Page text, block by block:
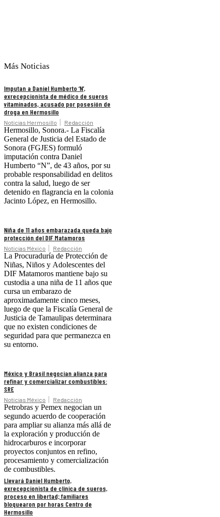
Más Noticias
Imputan a Daniel Humberto ‘N’,
exrecepcionista de médico de sueros
vitaminados, acusado por posesión de
droga en Hermosillo
Noticias Hermosillo Redacción
Hermosillo, Sonora.- La Fiscalía
General de Justicia del Estado de
Sonora (FGJES) formuló
imputación contra Daniel
Humberto “N”, de 43 años, por su
probable responsabilidad en delitos
contra la salud, luego de ser
detenido en flagrancia en la colonia
Jacinto López, en Hermosillo.
Niña de 11 años embarazada queda bajo
protección del DIF Matamoros
Noticias México Redacción
La Procuraduría de Protección de
Niñas, Niños y Adolescentes del
DIF Matamoros mantiene bajo su
custodia a una niña de 11 años que
cursa un embarazo de
aproximadamente cinco meses,
luego de que la Fiscalía General de
Justicia de Tamaulipas determinara
que no existen condiciones de
seguridad para que permanezca en
su entorno.
México y Brasil negocian alianza para
refinar y comercializar combustibles:
SRE
Noticias México Redacción
Petrobras y Pemex negocian un
segundo acuerdo de cooperación
para ampliar su alianza más allá de
la exploración y producción de
hidrocarburos e incorporar
proyectos conjuntos en refino,
procesamiento y comercialización
de combustibles.
Llevará Daniel Humberto,
exrecepcionista de clínica de sueros,
proceso en libertad; familiares
bloquearon por horas Centro de
Hermosillo